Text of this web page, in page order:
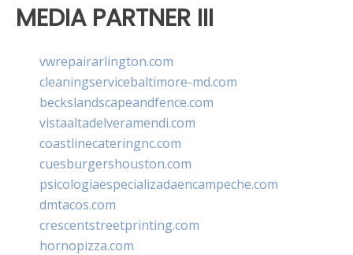
MEDIA PARTNER III
vwrepairarlington.com
cleaningservicebaltimore-md.com
beckslandscapeandfence.com
vistaaltadelveramendi.com
coastlinecateringnc.com
cuesburgershouston.com
psicologiaespecializadaencampeche.com
dmtacos.com
crescentstreetprinting.com
hornopizza.com